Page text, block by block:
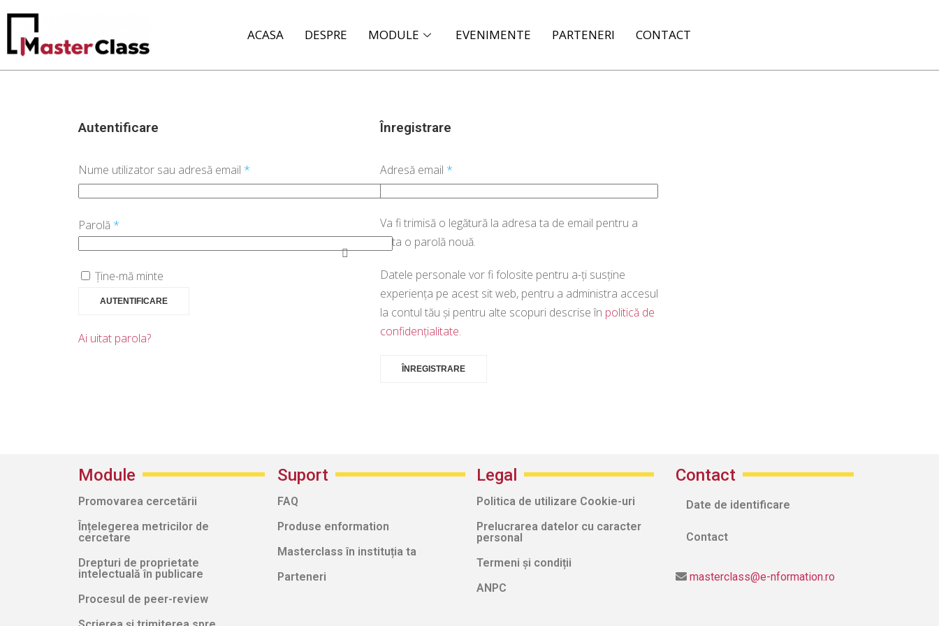
ACASA DESPRE MODULE EVENIMENTE PARTENERI CONTACT
Autentificare
Nume utilizator sau adresă email *
Parolă *
Ține-mă minte
AUTENTIFICARE
Ai uitat parola?
Înregistrare
Adresă email *
Va fi trimisă o legătură la adresa ta de email pentru a
seta o parolă nouă.
Datele personale vor fi folosite pentru a-ți susține
experiența pe acest sit web, pentru a administra accesul
la contul tău și pentru alte scopuri descrise în politică de
confidențialitate.
ÎNREGISTRARE
Module
Promovarea cercetării
Înțelegerea metricilor de
cercetare
Drepturi de proprietate
intelectuală în publicare
Procesul de peer-review
Suport
FAQ
Produse enformation
Masterclass în instituția ta
Parteneri
Legal
Politica de utilizare Cookie-uri
Prelucrarea datelor cu caracter
personal
Termeni și condiții
ANPC
Contact
Date de identificare
Contact
masterclass@e-nformation.ro